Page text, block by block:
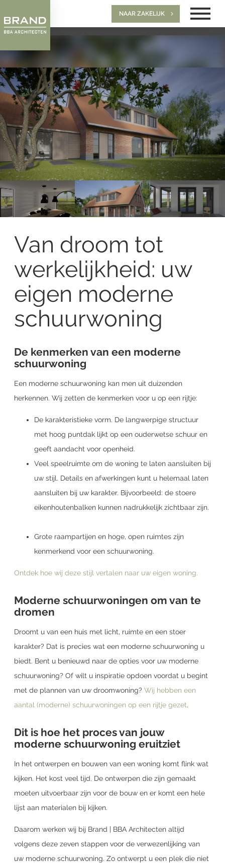
NAAR ZAKELIJK
Van droom tot
werkelijkheid: uw
eigen moderne
schuurwoning
De kenmerken van een moderne
schuurwoning
Een moderne schuurwoning kan men uit duizenden
herkennen. Wij zetten de kenmerken voor u op een rijtje:
De karakteristieke vorm. De langwerpige structuur
met hoog puntdak lijkt op een ouderwetse schuur en
geeft aandacht voor openheid.
Veel speelruimte om de woning te laten aansluiten bij
uw stijl. Details en afwerkingen kunt u helemaal laten
aansluiten bij uw karakter. Bijvoorbeeld: de stoere
eikenhoutenbalken kunnen nadrukkelijk zichtbaar zijn.
Grote raampartijen en hoge, open ruimtes zijn
kenmerkend voor een schuurwoning.
Ontdek hoe wij deze stijl vertalen naar uw eigen woning.
Moderne schuurwoningen om van te
dromen
Droomt u van een huis met licht, ruimte en een stoer
karakter? Dat is precies wat een moderne schuurwoning u
biedt. Bent u benieuwd naar de opties voor uw moderne
schuurwoning? Of wilt u inspiratie opdoen voordat u begint
met de plannen van uw droomwoning? Wij hebben een
aantal (moderne) schuurwoningen op een rijtje gezet.
Dit is hoe het proces van jouw
moderne schuurwoning eruitziet
In het ontwerpen en bouwen van een woning komt flink wat
kijken. Het kost veel tijd. De ontwerpen die zijn gemaakt
moeten uitvoerbaar zijn voor de bouw en er komt een hele
lijst aan materialen bij kijken.
Daarom werken wij bij Brand | BBA Architecten altijd
volgens deze zeven stappen voor de verwezenlijking van
uw moderne schuurwoning. Zo ontwerpt u een plek die niet